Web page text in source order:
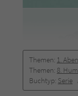
Themen: 1.
Themen: 8.
Buchtyp: Serie